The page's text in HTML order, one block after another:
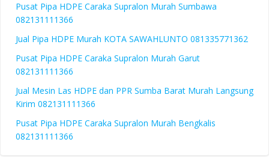
Pusat Pipa HDPE Caraka Supralon Murah Sumbawa
082131111366
Jual Pipa HDPE Murah KOTA SAWAHLUNTO 081335771362
Pusat Pipa HDPE Caraka Supralon Murah Garut
082131111366
Jual Mesin Las HDPE dan PPR Sumba Barat Murah Langsung
Kirim 082131111366
Pusat Pipa HDPE Caraka Supralon Murah Bengkalis
082131111366